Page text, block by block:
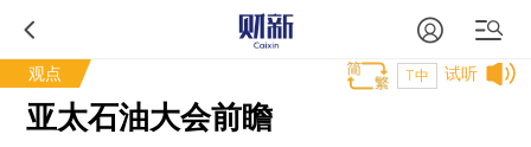
观点 试听
T中
亚太石油大会前瞻